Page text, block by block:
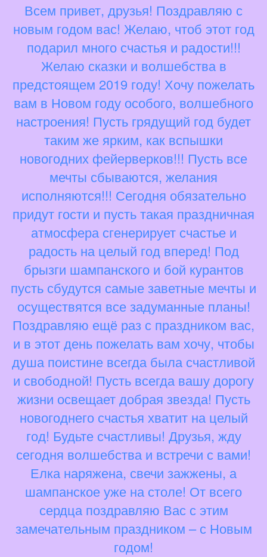
Всем привет, друзья! Поздравляю с
новым годом вас! Желаю, чтоб этот год
подарил много счастья и радости!!!
Желаю сказки и волшебства в
предстоящем 2019 году! Хочу пожелать
вам в Новом году особого, волшебного
настроения! Пусть грядущий год будет
таким же ярким, как вспышки
новогодних фейерверков!!! Пусть все
мечты сбываются, желания
исполняются!!! Сегодня обязательно
придут гости и пусть такая праздничная
атмосфера сгенерирует счастье и
радость на целый год вперед! Под
брызги шампанского и бой курантов
пусть сбудутся самые заветные мечты и
осуществятся все задуманные планы!
Поздравляю ещё раз с праздником вас,
и в этот день пожелать вам хочу, чтобы
душа поистине всегда была счастливой
и свободной! Пусть всегда вашу дорогу
жизни освещает добрая звезда! Пусть
новогоднего счастья хватит на целый
год! Будьте счастливы! Друзья, жду
сегодня волшебства и встречи с вами!
Елка наряжена, свечи зажжены, а
шампанское уже на столе! От всего
сердца поздравляю Вас с этим
замечательным праздником – с Новым
годом!